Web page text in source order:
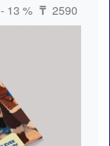
- 13 % ₸ 2590